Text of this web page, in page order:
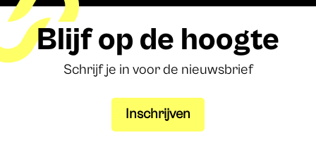
Blijf op de hoogte
Schrijf je in voor de nieuwsbrief
Inschrijven